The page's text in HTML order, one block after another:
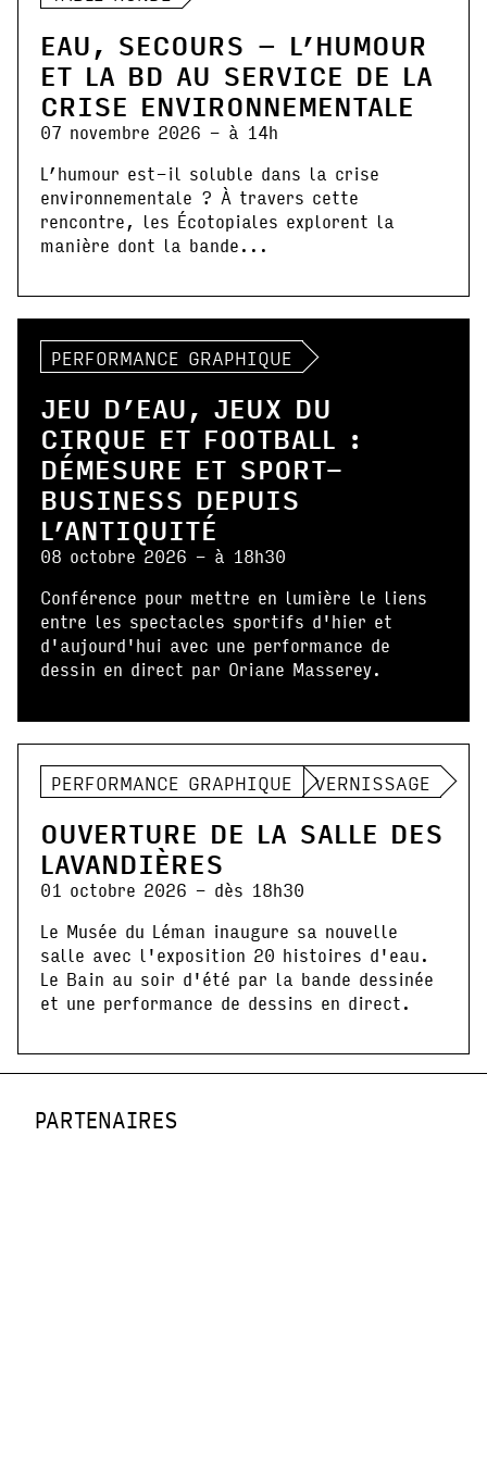
EAU, SECOURS – L’HUMOUR
ET LA BD AU SERVICE DE LA
CRISE ENVIRONNEMENTALE
07 novembre 2026 - à 14h
L’humour est-il soluble dans la crise
environnementale ? À travers cette
rencontre, les Écotopiales explorent la
manière dont la bande...
PERFORMANCE GRAPHIQUE
JEU D’EAU, JEUX DU
CIRQUE ET FOOTBALL :
DÉMESURE ET SPORT-
BUSINESS DEPUIS
L’ANTIQUITÉ
08 octobre 2026 - à 18h30
Conférence pour mettre en lumière le liens
entre les spectacles sportifs d'hier et
d'aujourd'hui avec une performance de
dessin en direct par Oriane Masserey.
PERFORMANCE GRAPHIQUE VERNISSAGE
OUVERTURE DE LA SALLE DES
LAVANDIÈRES
01 octobre 2026 - dès 18h30
Le Musée du Léman inaugure sa nouvelle
salle avec l'exposition 20 histoires d'eau.
Le Bain au soir d'été par la bande dessinée
et une performance de dessins en direct.
PARTENAIRES